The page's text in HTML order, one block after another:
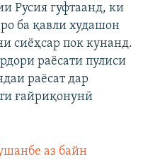
Русия гуфтаанд, ки
ба қавли худашон
сиёҳсар пок кунанд.
раёсати пулиси
раёсат дар
ғайриқонунӣ
аз байн